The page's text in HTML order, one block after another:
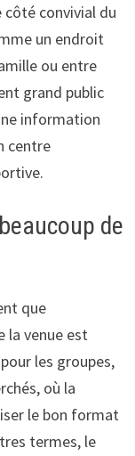
convivial du
un endroit
ou entre
grand public
information
centre
de
que
la venue est
les groupes,
où la
le bon format
termes, le